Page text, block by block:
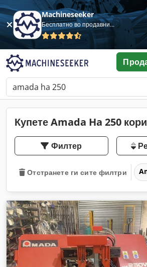
Machineseeker
Бесплатно во продавница
Купете Amada Ha 250
Филтер
Отстранете ги сите филтри